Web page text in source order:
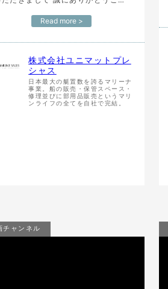
催された 「横浜ボートフェア
Read more >
株式会社ユニマットプレ
シャス
日本最大の艇置数を誇るマリーナ
事業。船の販売・保管スペース・
修理並びに部用品販売というマリ
ンライフの全てを自社で完結。
チャンネル